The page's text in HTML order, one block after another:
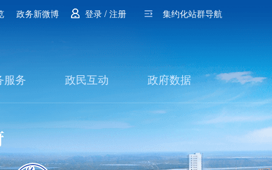
政务新微博 登录 / 注册 集约化站群导航
服务 政民互动 政府数据